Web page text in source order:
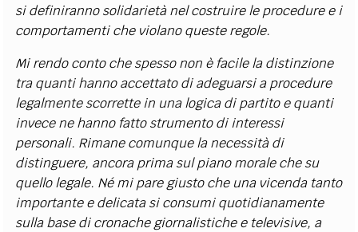
si definiranno solidarietà nel costruire le procedure e i
comportamenti che violano queste regole.
Mi rendo conto che spesso non è facile la distinzione
tra quanti hanno accettato di adeguarsi a procedure
legalmente scorrette in una logica di partito e quanti
invece ne hanno fatto strumento di interessi
personali. Rimane comunque la necessità di
distinguere, ancora prima sul piano morale che su
quello legale. Né mi pare giusto che una vicenda tanto
importante e delicata si consumi quotidianamente
sulla base di cronache giornalistiche e televisive, a